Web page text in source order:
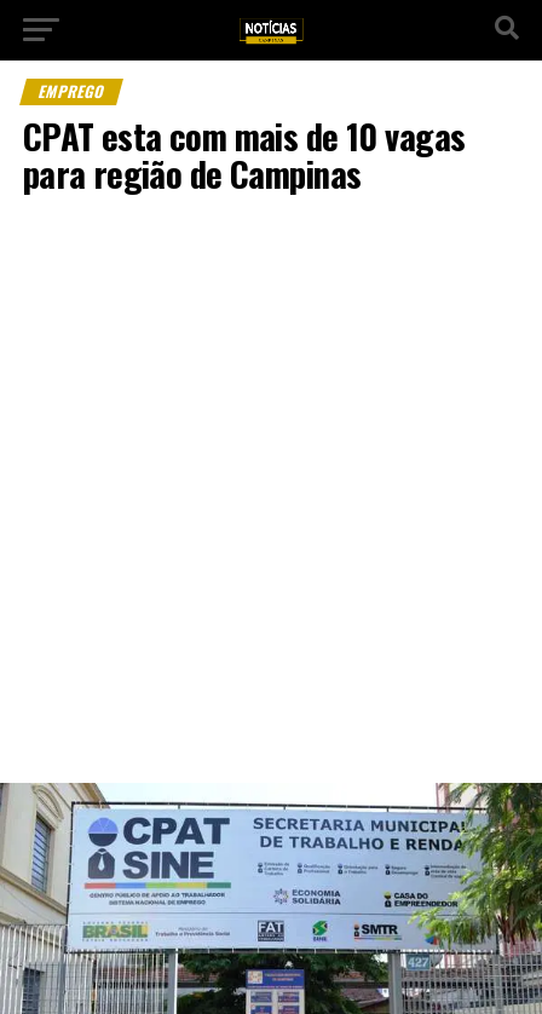
EMPREGO
CPAT esta com mais de 10 vagas
para região de Campinas